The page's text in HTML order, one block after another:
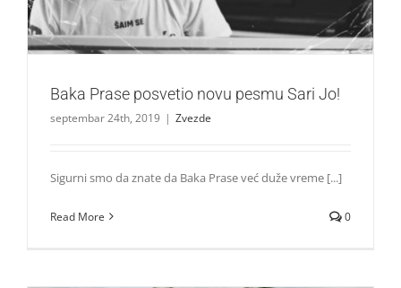
Baka Prase posvetio novu pesmu Sari Jo!
septembar 24th, 2019 | Zvezde
Sigurni smo da znate da Baka Prase već duže vreme [...]
Read More 0